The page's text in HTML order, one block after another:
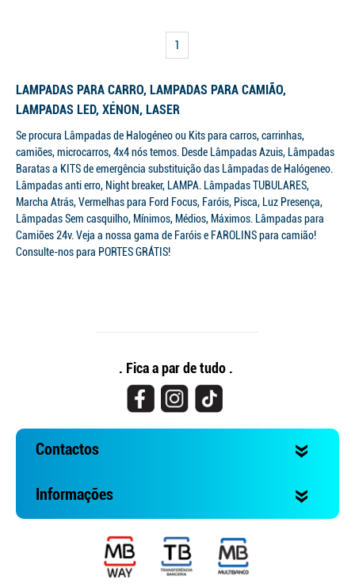
1
LAMPADAS PARA CARRO, LAMPADAS PARA CAMIÃO,
LAMPADAS LED, XÉNON, LASER
Se procura Lâmpadas de Halogéneo ou Kits para carros, carrinhas,
camiões, microcarros, 4x4 nós temos. Desde Lâmpadas Azuis, Lâmpadas
Baratas a KITS de emergência substituição das Lâmpadas de Halógeneo.
Lâmpadas anti erro, Night breaker, LAMPA. Lâmpadas TUBULARES,
Marcha Atrás, Vermelhas para Ford Focus, Faróis, Pisca, Luz Presença,
Lâmpadas Sem casquilho, Mínimos, Médios, Máximos. Lâmpadas para
Camiões 24v. Veja a nossa gama de Faróis e FAROLINS para camião!
Consulte-nos para PORTES GRÁTIS!
Continuar a comprar
Ir para o carrinho
. Fica a par de tudo .
Contactos
Informações